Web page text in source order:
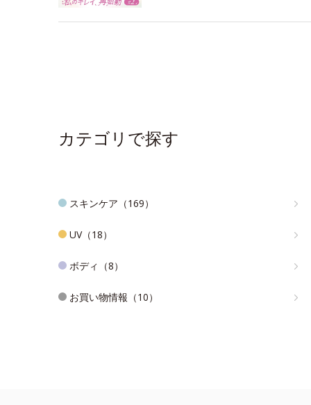
カテゴリで探す
スキンケア（169）
UV（18）
ボディ（8）
お買い物情報（10）